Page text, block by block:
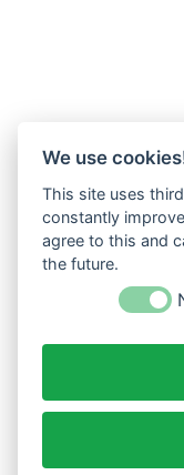
We use
This site uses
constantly
agree to this and
the future.